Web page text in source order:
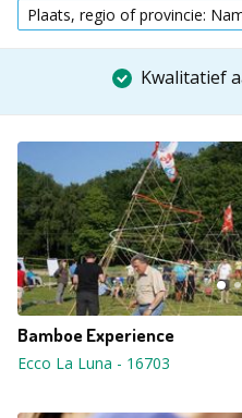
Plaats, regio of provincie:
Kwalitatief
Bamboe Experience
Ecco La Luna - 16703